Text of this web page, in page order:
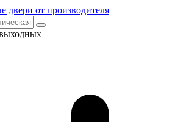
двери от производителя